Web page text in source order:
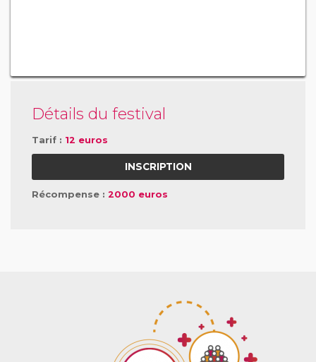
Détails du festival
Tarif : 12 euros
INSCRIPTION
Récompense : 2000 euros